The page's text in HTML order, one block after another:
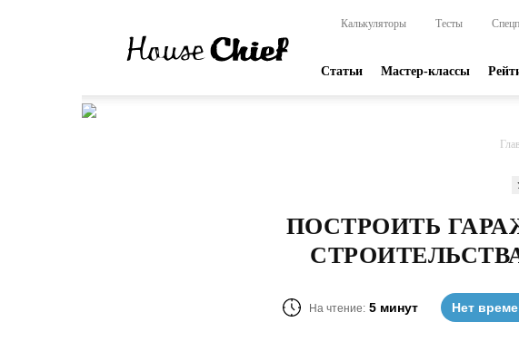
online-
издание
Калькуляторы Тесты
Статьи Мастер-классы
ПОСТРОИТЬ
На чтение: 5 минут Нет